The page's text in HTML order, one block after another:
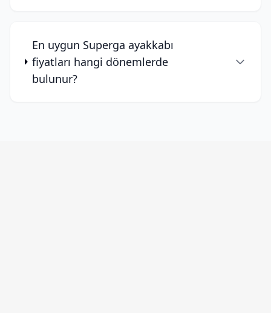
En uygun Superga ayakkabı
fiyatları hangi dönemlerde
bulunur?